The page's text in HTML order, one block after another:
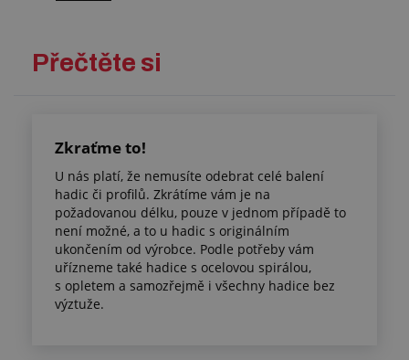
Přečtěte si
Zkraťme to!
U nás platí, že nemusíte odebrat celé balení
hadic či profilů. Zkrátíme vám je na
požadovanou délku, pouze v jednom případě to
není možné, a to u hadic s originálním
ukončením od výrobce. Podle potřeby vám
uřízneme také hadice s ocelovou spirálou,
s opletem a samozřejmě i všechny hadice bez
výztuže.